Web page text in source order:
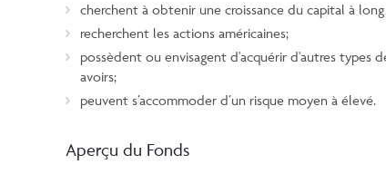
cherchent à obtenir une croissance du capital à
recherchent les actions américaines;
possèdent ou envisagent d'acquérir d'autres types
avoirs;
peuvent s’accommoder d’un risque moyen à élevé.
Aperçu du Fonds